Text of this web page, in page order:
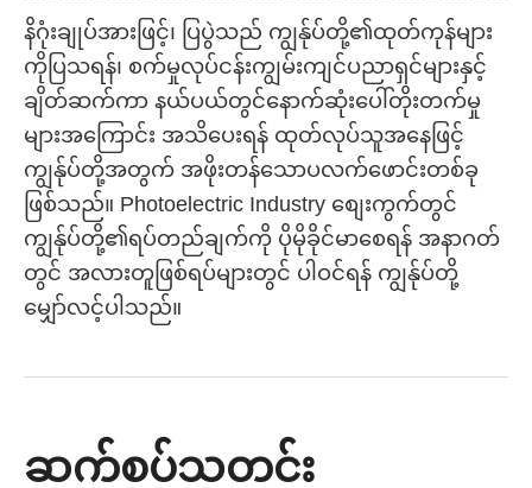
နိဂုံးချုပ်အားဖြင့်၊ ပြပွဲသည် ကျွန်ုပ်တို့၏ထုတ်ကုန်များ
ကိုပြသရန်၊ စက်မှုလုပ်ငန်းကျွမ်းကျင်ပညာရှင်များနှင့်
ချိတ်ဆက်ကာ နယ်ပယ်တွင်နောက်ဆုံးပေါ်တိုးတက်မှု
များအကြောင်း အသိပေးရန် ထုတ်လုပ်သူအနေဖြင့်
ကျွန်ုပ်တို့အတွက် အဖိုးတန်သောပလက်ဖောင်းတစ်ခု
ဖြစ်သည်။ Photoelectric Industry စျေးကွက်တွင်
ကျွန်ုပ်တို့၏ရပ်တည်ချက်ကို ပိုမိုခိုင်မာစေရန် အနာဂတ်
တွင် အလားတူဖြစ်ရပ်များတွင် ပါဝင်ရန် ကျွန်ုပ်တို့
မျှော်လင့်ပါသည်။
ဆက်စပ်သတင်း